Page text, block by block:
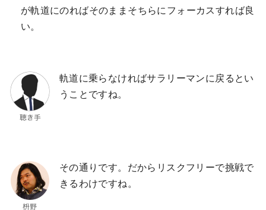
が軌道にのればそのままそちらにフォーカスすれば良
い。
軌道に乗らなければサラリーマンに戻るとい
うことですね。
その通りです。だからリスクフリーで挑戦で
きるわけですね。